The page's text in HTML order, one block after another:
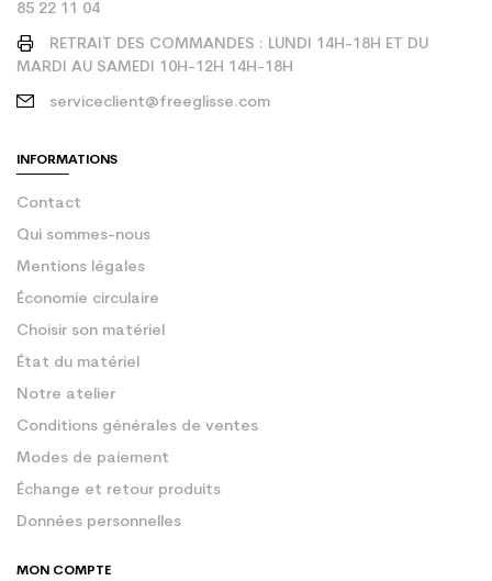
85 22 11 04
RETRAIT DES COMMANDES : LUNDI 14H-18H ET DU
MARDI AU SAMEDI 10H-12H 14H-18H
serviceclient@freeglisse.com
INFORMATIONS
Contact
Qui sommes-nous
Mentions légales
Économie circulaire
Choisir son matériel
État du matériel
Notre atelier
Conditions générales de ventes
Modes de paiement
Échange et retour produits
Données personnelles
MON COMPTE